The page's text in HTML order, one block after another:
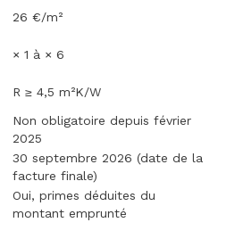
26 €/m²
× 1 à × 6
R ≥ 4,5 m²K/W
Non obligatoire depuis février
2025
30 septembre 2026 (date de la
facture finale)
Oui, primes déduites du
montant emprunté